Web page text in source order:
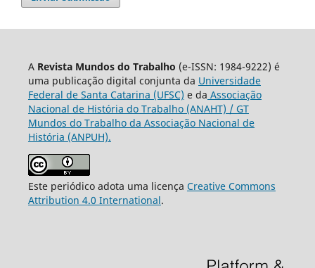
A Revista Mundos do Trabalho (e-ISSN: 1984-9222) é
uma publicação digital conjunta da Universidade
Federal de Santa Catarina (UFSC) e da Associação
Nacional de História do Trabalho (ANAHT) / GT
Mundos do Trabalho da Associação Nacional de
História (ANPUH).
Este periódico adota uma licença Creative Commons
Attribution 4.0 International.